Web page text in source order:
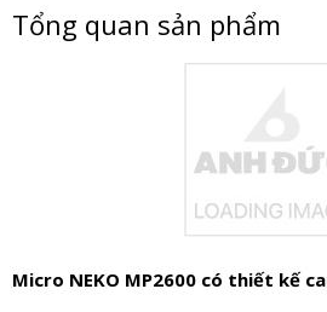
Tổng quan sản phẩm
Micro NEKO MP2600 có thiết kế